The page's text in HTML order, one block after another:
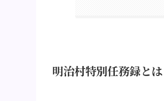
明治村特別任務録とは